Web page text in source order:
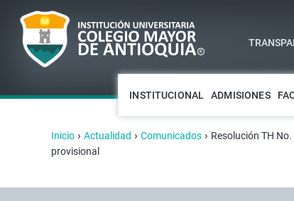
INSTITUCIONAL ADMISIONES
Inicio › Actualidad › Comunicados › Resolución TH
provisional